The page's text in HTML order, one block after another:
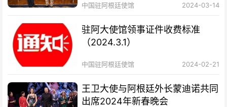
中国驻阿根廷使馆 2024-03-14
驻阿大使馆领事证件收费标准
（2024.3.1）
中国驻阿根廷使馆 2024-02-21
王卫大使与阿根廷外长蒙迪诺共同
出席2024年新春晚会